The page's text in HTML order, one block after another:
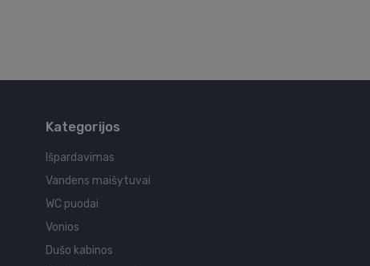
Kategorijos
Išpardavimas
Vandens maišytuvai
WC puodai
Vonios
Dušo kabinos